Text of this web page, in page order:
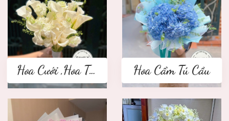
Hoa Cưới ,Hoa Tay Cầm Cô Dâu Hoa Cẩm Tú Cầu